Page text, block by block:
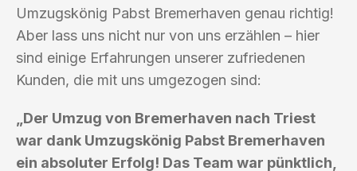
Umzugskönig Pabst Bremerhaven genau richtig!
Aber lass uns nicht nur von uns erzählen – hier
sind einige Erfahrungen unserer zufriedenen
Kunden, die mit uns umgezogen sind:
„Der Umzug von Bremerhaven nach Triest
war dank Umzugskönig Pabst Bremerhaven
ein absoluter Erfolg! Das Team war pünktlich,